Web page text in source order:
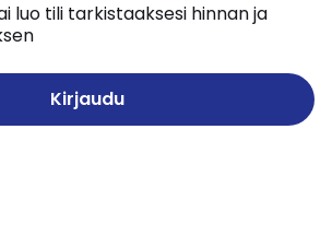
luo tili tarkistaaksesi hinnan ja
Kirjaudu